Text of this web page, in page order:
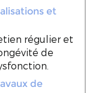
et
régulier et
de
de